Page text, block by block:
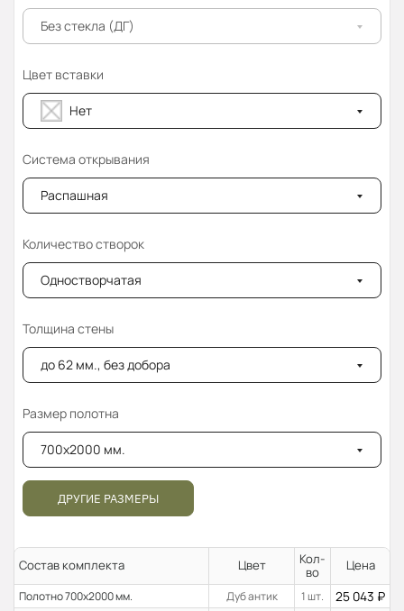
Без стекла (ДГ)
Цвет вставки
Нет
Система открывания
Распашная
Количество створок
Одностворчатая
Толщина стены
до 62 мм., без добора
Размер полотна
700x2000 мм.
ДРУГИЕ РАЗМЕРЫ
Состав комплекта Цвет
Кол-
во
Цена
Полотно 700x2000 мм. Дуб антик 1 шт. 25 043 ₽